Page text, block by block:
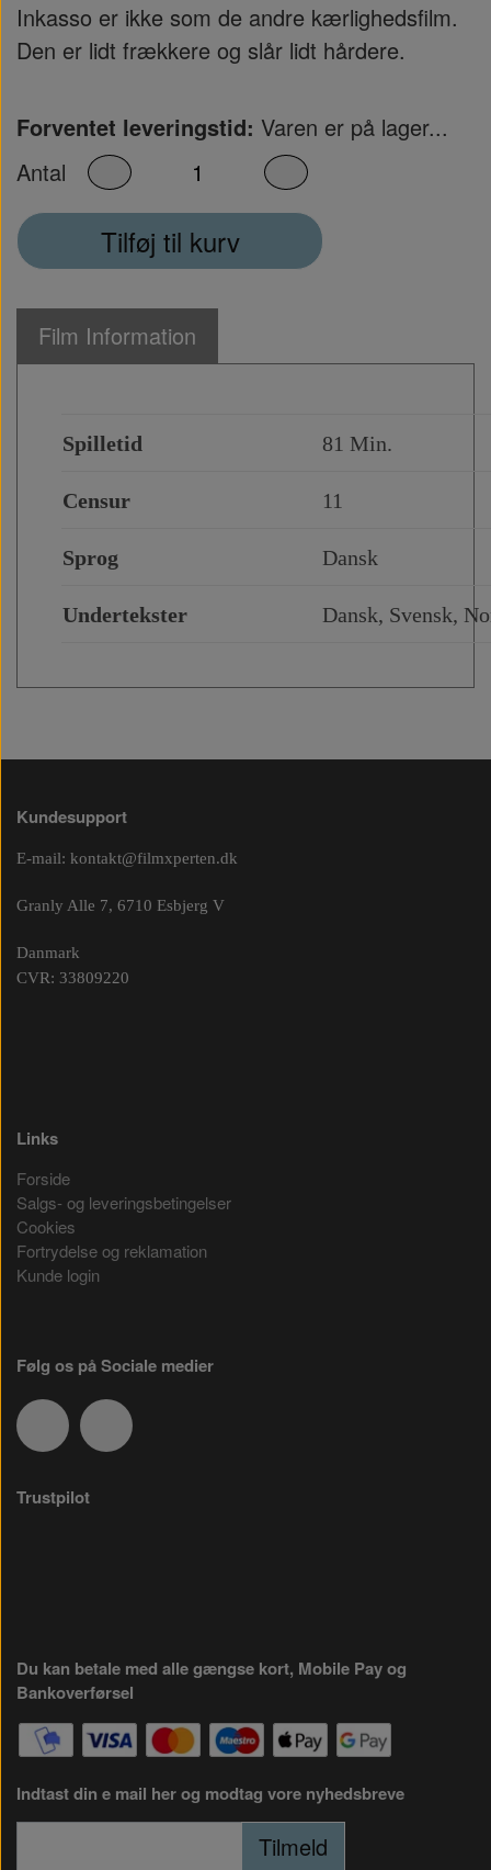
Inkasso er ikke som de andre kærlighedsfilm.
Den er lidt frækkere og slår lidt hårdere.
Forventet leveringstid: Varen er på lager...
Antal
Tilføj til kurv
Film Information
Spilletid 81 Min.
Censur 11
Sprog Dansk
Undertekster Dansk, Svensk,
Kundesupport
E-mail: kontakt@filmxperten.dk
Granly Alle 7, 6710 Esbjerg V
Danmark
CVR: 33809220
Links
Forside
Salgs- og leveringsbetingelser
Cookies
Fortrydelse og reklamation
Kunde login
Følg os på Sociale medier
Trustpilot
Du kan betale med alle gængse kort, Mobile Pay og
Bankoverførsel
Indtast din e mail her og modtag vore nyhedsbreve
Tilmeld